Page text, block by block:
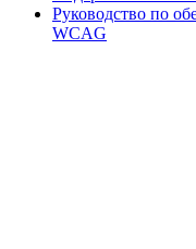
Руководство по
WCAG